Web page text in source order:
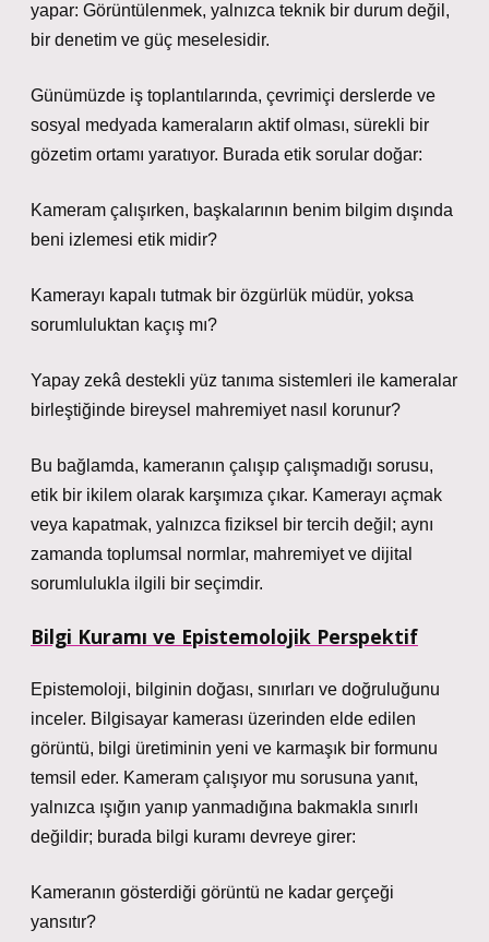
yapar: Görüntülenmek, yalnızca teknik bir durum değil,
bir denetim ve güç meselesidir.
Günümüzde iş toplantılarında, çevrimiçi derslerde ve
sosyal medyada kameraların aktif olması, sürekli bir
gözetim ortamı yaratıyor. Burada etik sorular doğar:
Kameram çalışırken, başkalarının benim bilgim dışında
beni izlemesi etik midir?
Kamerayı kapalı tutmak bir özgürlük müdür, yoksa
sorumluluktan kaçış mı?
Yapay zekâ destekli yüz tanıma sistemleri ile kameralar
birleştiğinde bireysel mahremiyet nasıl korunur?
Bu bağlamda, kameranın çalışıp çalışmadığı sorusu,
etik bir ikilem olarak karşımıza çıkar. Kamerayı açmak
veya kapatmak, yalnızca fiziksel bir tercih değil; aynı
zamanda toplumsal normlar, mahremiyet ve dijital
sorumlulukla ilgili bir seçimdir.
Bilgi Kuramı ve Epistemolojik Perspektif
Epistemoloji, bilginin doğası, sınırları ve doğruluğunu
inceler. Bilgisayar kamerası üzerinden elde edilen
görüntü, bilgi üretiminin yeni ve karmaşık bir formunu
temsil eder. Kameram çalışıyor mu sorusuna yanıt,
yalnızca ışığın yanıp yanmadığına bakmakla sınırlı
değildir; burada bilgi kuramı devreye girer:
Kameranın gösterdiği görüntü ne kadar gerçeği
yansıtır?